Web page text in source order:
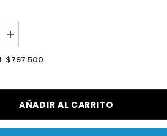
I18n
Error:
Missing
&quot;Aumentar
cantidad
de
$797.500
AÑADIR AL CARRITO